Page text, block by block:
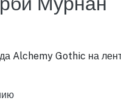
Alchemy Gothic на